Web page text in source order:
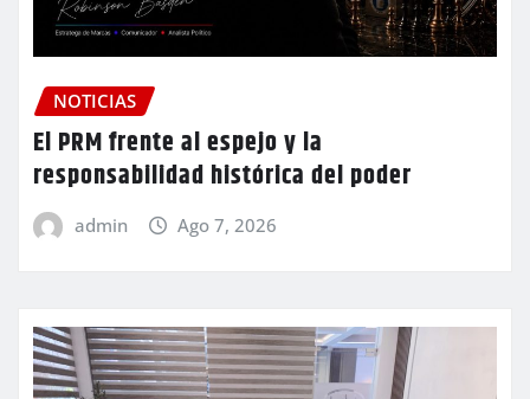
NOTICIAS
El PRM frente al espejo y la
responsabilidad histórica del poder
admin Ago 7, 2026